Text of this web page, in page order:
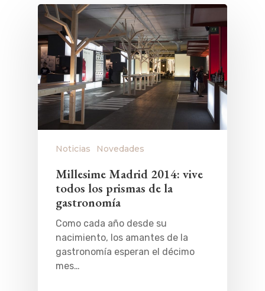
Noticias Novedades
Millesime Madrid 2014: vive
todos los prismas de la
gastronomía
Como cada año desde su
nacimiento, los amantes de la
gastronomía esperan el décimo
mes…